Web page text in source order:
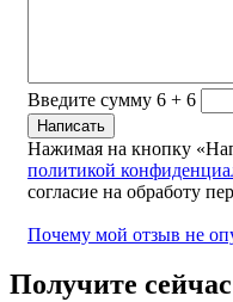
Введите сумму 6 + 6
Нажимая на кнопку
политикой
согласие на обработу
Почему мой отзыв не
Получите